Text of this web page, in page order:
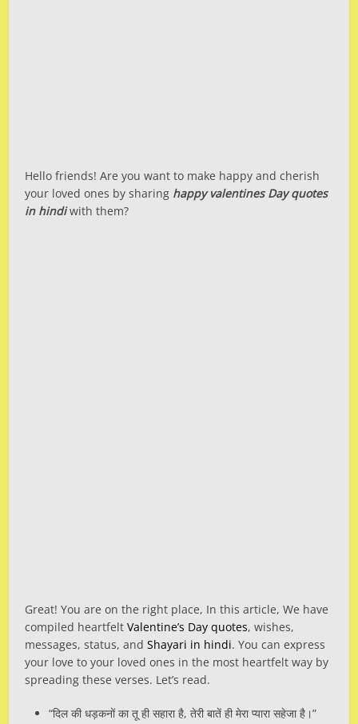
Hello friends! Are you want to make happy and cherish
your loved ones by sharing happy valentines Day quotes
in hindiwith them?
Great! You are on the right place, In this article, We have
compiled heartfeltValentine’s Day quotes, wishes,
messages, status, andShayari in hindi. You can express
your love to your loved ones in the most heartfelt way by
spreading these verses. Let’s read.
“दिल की धड़कनों का तू ही सहारा है, तेरी बातें ही मेरा प्यारा सहेजा है।”